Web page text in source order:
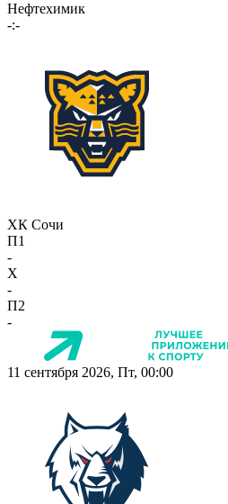
Нефтехимик
-:-
ХК Сочи
П1
-
X
-
П2
-
11 сентября 2026, Пт, 00:00